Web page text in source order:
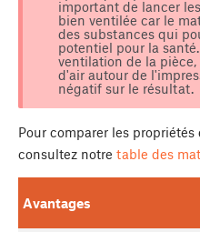
important de lancer
bien ventilée car le
des substances qui
potentiel pour la
ventilation de la
d'air autour de
négatif sur le résultat.
Pour comparer les
consultez notre table des
Avantages